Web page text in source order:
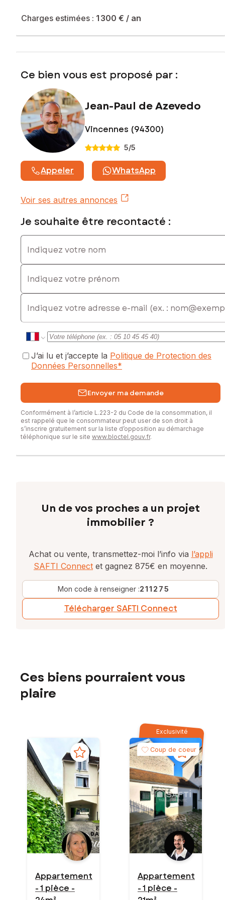
Honoraires charge vendeur
Contactez votre conseiller SAFTI : Jean-Paul De Azevedo,
Charges estimées : 1 300 € / an
Ce bien vous est proposé par :
Jean-Paul de Azevedo
Vincennes (94300)
5/5
Appeler WhatsApp
Voir ses autres annonces
Je souhaite être recontacté :
Indiquez votre nom
Indiquez votre prénom
E-mail
J’ai lu et j’accepte la Politique de Protection des
Données Personnelles*
Envoyer ma demande
Conformément à l’article L.223-2 du Code de la consommation, il
est rappelé que le consommateur peut user de son droit à
s’inscrire gratuitement sur la liste d’opposition au démarchage
téléphonique sur le site www.bloctel.gouv.fr.
Un de vos proches a un projet
immobilier ?
Achat ou vente, transmettez-moi l’info via l’appli
SAFTI Connect et gagnez 875€ en moyenne.
Mon code à renseigner :211275
Télécharger SAFTI Connect
Ces biens pourraient vous
plaire
Appartement
- 1 pièce -
Exclusivité
Coup de coeur
Appartement
- 1 pièce -